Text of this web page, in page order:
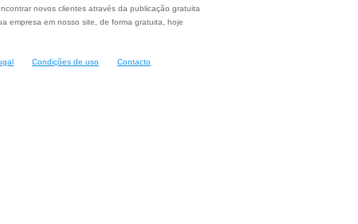
novos clientes através da publicação gratuita
empresa em nosso site, de forma gratuita, hoje
Condições de uso Contacto